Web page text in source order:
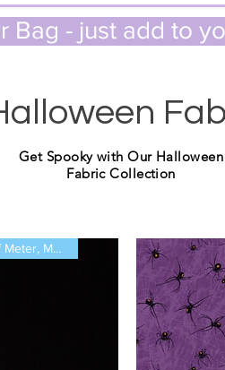
Bag - just add to
Get Spooky with Our Halloween
Fabric Collection
Fat Qtrs, Half Meter, Meters